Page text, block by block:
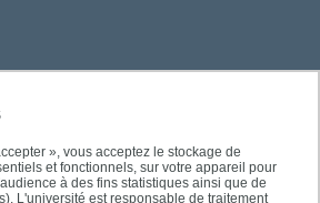
», vous acceptez le stockage de
et fonctionnels, sur votre appareil pour
à des fins statistiques ainsi que de
L'université est responsable de traitement